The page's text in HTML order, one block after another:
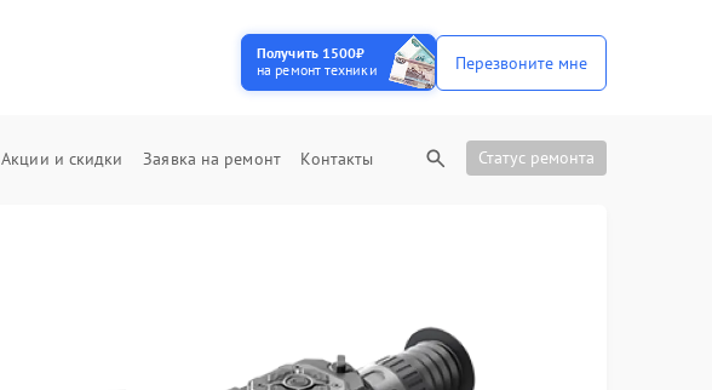
Получить 1500₽
на ремонт техники
Перезвоните мне
Акции и скидки Заявка на ремонт Контакты Статус ремонта